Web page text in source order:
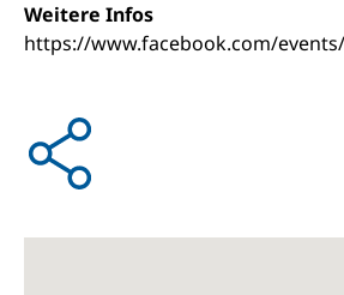
Weitere Infos
https://www.facebook.com/